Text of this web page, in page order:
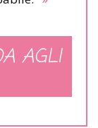
AGLI